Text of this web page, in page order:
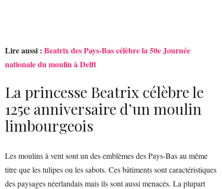
Lire aussi : Beatrix des Pays-Bas célèbre la 50e Journée
nationale du moulin à Delft
La princesse Beatrix célèbre le
125e anniversaire d’un moulin
limbourgeois
Les moulins à vent sont un des emblèmes des Pays-Bas au même
titre que les tulipes ou les sabots. Ces bâtiments sont caractéristiques
des paysages néerlandais mais ils sont aussi menacés. La plupart